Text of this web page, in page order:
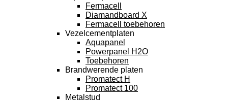
Fermacell
Diamandboard X
Fermacell toebehoren
Vezelcementplaten
Aquapanel
Powerpanel H2O
Toebehoren
Brandwerende platen
Promatect H
Promatect 100
Metalstud